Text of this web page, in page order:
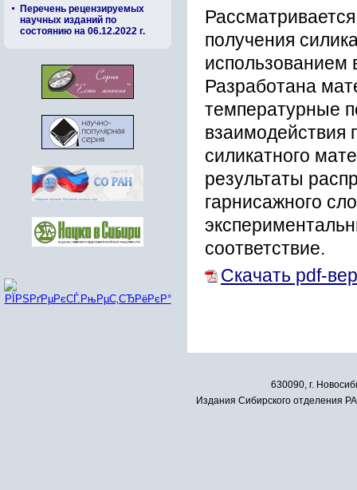
Перечень рецензируемых
научных изданий по
состоянию на 06.12.2022 г.
получения
использованием
Разработана
температурные
взаимодействия
силикатного
результаты
гарнисажного
соответствие.
Скачать pdf-
630090, г.
Издания Сибирского отделения